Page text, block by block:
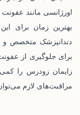
اورژانسی مانند
بهترین زمان برای
دندانپزشک متخصص و
برای جلوگیری از
زایمان زودرس را
مراقبت‌های لازم